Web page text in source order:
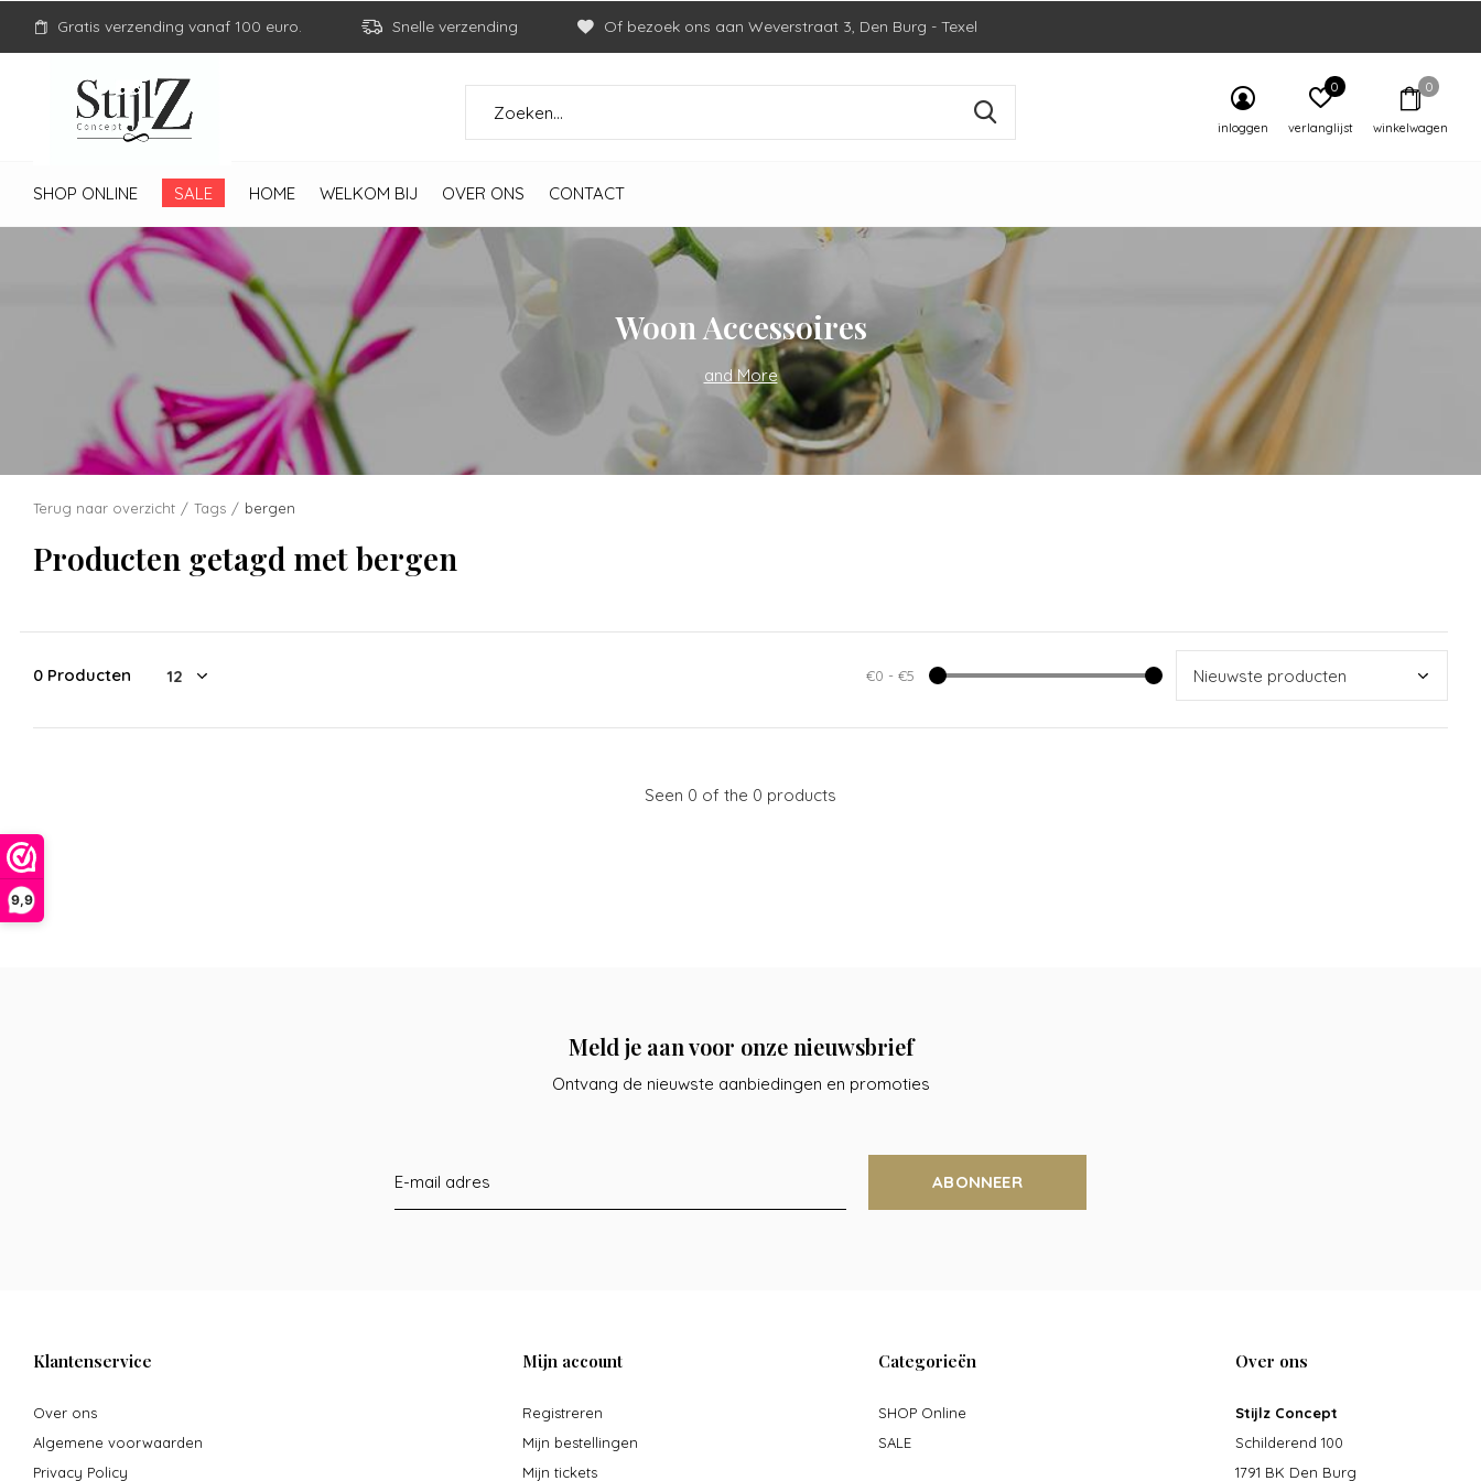
9,9
SHOP ONLINE SALE HOME WELKOM BIJ OVER ONS CONTACT
inloggen verlanglijst
0
winkelwagen
0
Gratis verzending vanaf 100 euro. Snelle verzending Of bezoek ons aan Weverstraat 3, Den Burg - Texel
Woon Accessoires
and More
Terug naar overzicht Tags bergen
Producten getagd met bergen
0 Producten €0 - €5
Seen 0 of the 0 products
Meld je aan voor onze nieuwsbrief
Ontvang de nieuwste aanbiedingen en promoties
ABONNEER
Klantenservice
Over ons
Algemene voorwaarden
Privacy Policy
Mijn account
Registreren
Mijn bestellingen
Mijn tickets
Categorieën
SHOP Online
SALE
Over ons
Stijlz Concept
Schilderend 100
1791 BK Den Burg